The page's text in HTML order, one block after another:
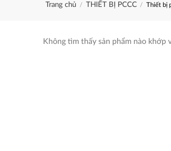
Trang chủ / THIẾT BỊ PCCC / Thiết bị
Không tìm thấy sản phẩm nào khớp